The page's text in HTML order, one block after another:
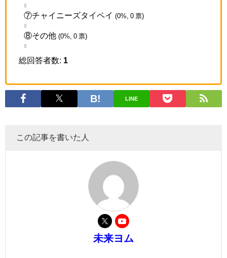
⑦チャイニーズタイペイ (0%, 0 票)
⑧その他 (0%, 0 票)
総回答者数: 1
LINE
この記事を書いた人
未来ヨム